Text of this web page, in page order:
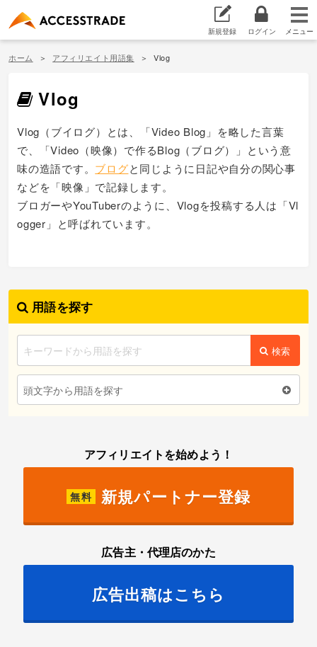
新規登録 ログイン
ホーム アフィリエイト用語集 Vlog
Vlog
Vlog（ブイログ）とは、「Video Blog」を略した言葉
で、「Video（映像）で作るBlog（ブログ）」という意
味の造語です。 ブログと同じように日記や自分の関心事
などを「映像」で記録します。
ブロガーやYouTuberのように、Vlogを投稿する人は「Vl
ogger」と呼ばれています。
用語を探す
検索
頭文字から用語を探す
アフィリエイトを始めよう！
無料 新規パートナー登録
広告主・代理店のかた
広告出稿はこちら